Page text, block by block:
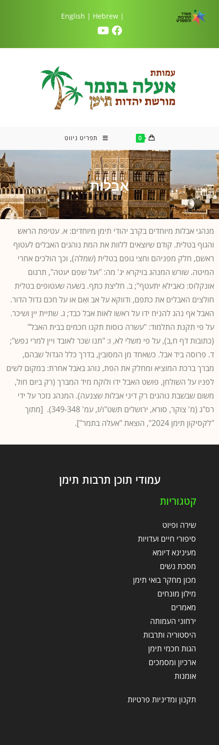
| English
| Hebrew
0 תפריט ניווט
אֲבֵלוּת
מנהגי אבלות מיוחדים בקרב יהודי תימן מיוחדים: א. עטיפת הראש
והגוף בטלית. קודם שיוצאים ללוות את המת נוהגים האבלים לעטוף
ראשם, חלק מפניהם וחצי גופם בטלית (שמלה), וכך הולכים אחרי
המיטה. שורש המנהג בויקרא יג' מה: "ועל שפם יעטה", תרגום
אונקלוס: כאבילא יתעטף"; ב. חליצת כתף. בשעה שעטופים בטלית
חולצים האבלים את כתפם, ודווקא על אב ואֵם או על חכם גדול הדור.
האבל אף נהג להניח ידו על ראשו לאות אבל כבד; ג. שתיית יין ושיכר.
על פי תקנת התלמוד: "עשרה כוסות תקנו חכמים בבית האבל"
(כתובות דף ח,ב), על פי משלי לא, ו: "תנו שכר לאובד ויין למרי נפש";
ד. פרוסה ביד אבל. כשאחד מן המסובין, בדרך כלל הגדול שבהם,
מברך ברכת המוציא ומחלק את הפת, נוהג באבל אחרת: במקום לשים
לפניו על השולחן, פושט האבל ידו ולוקח מיד המברך (רק ביום חול,
משום שבשבת נוהגים רק דיני אבלות שצנעה). המנהג נזכר על ידי
רס"ג (מ' צוקר, סורא, ירושלים תשט"ו/ז, עמ' 349-348). [מתוך
"לקסיקון תימן 2024", הוצאת "אעלה בתמר"].
עמודי תוכן תרבות תימן
קטגוריות
שירה ופיוט
סיפורי חיים ועדויות
מעינינא דיומא
מסכת נשים
מכון מחקר בואי תימן
מילון מונחים
מאמרים
ירחוני העמותה
היסטוריה ותרבות
הגות חכמי תימן
ארכיון ומסמכים
אומנות
תקנון ומדיניות פרטיות